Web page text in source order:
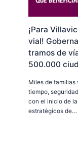
¡Para
vial!
tramos de
500.000
Miles de familias
tiempo,
con el inicio de
estratégicos de…